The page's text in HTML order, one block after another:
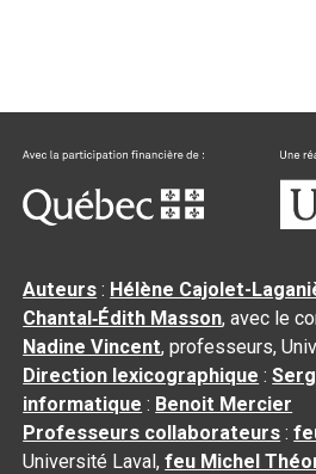
Auteurs : Hélène Cajolet-
Chantal‑Édith Masson, avec le
Nadine Vincent, professeurs,
Direction lexicographique :
informatique : Benoit Mercier
Professeurs collaborateurs :
Université Laval,feu Michel